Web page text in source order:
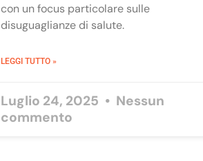
con un focus particolare sulle
disuguaglianze di salute.
LEGGI TUTTO »
Luglio 24, 2025
Nessun
commento